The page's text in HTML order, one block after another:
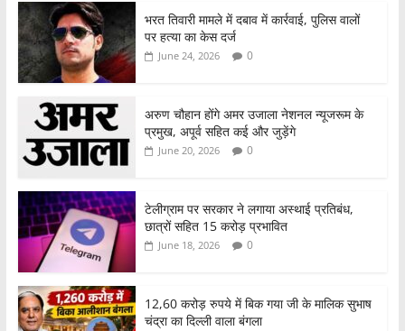
भरत तिवारी मामले में दबाव में कार्रवाई, पुलिस वालों
पर हत्या का केस दर्ज
June 24, 2026 0
अरुण चौहान होंगे अमर उजाला नेशनल न्यूजरूम के
प्रमुख, अपूर्व सहित कई और जुड़ेंगे
June 20, 2026 0
टेलीग्राम पर सरकार ने लगाया अस्थाई प्रतिबंध,
छात्रों सहित 15 करोड़ प्रभावित
June 18, 2026 0
12,60 करोड़ रुपये में बिक गया जी के मालिक सुभाष
चंद्रा का दिल्ली वाला बंगला